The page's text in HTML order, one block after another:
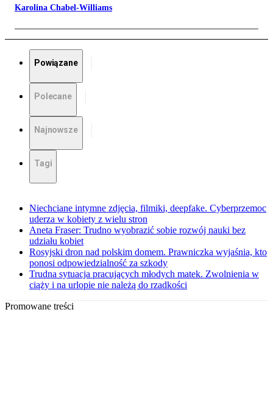
Karolina Chabel-Williams
Powiązane
Polecane
Najnowsze
Tagi
Niechciane intymne zdjęcia, filmiki, deepfake. Cyberprzemoc
uderza w kobiety z wielu stron
Aneta Fraser: Trudno wyobrazić sobie rozwój nauki bez
udziału kobiet
Rosyjski dron nad polskim domem. Prawniczka wyjaśnia, kto
ponosi odpowiedzialność za szkody
Trudna sytuacja pracujących młodych matek. Zwolnienia w
ciąży i na urlopie nie należą do rzadkości
Promowane treści